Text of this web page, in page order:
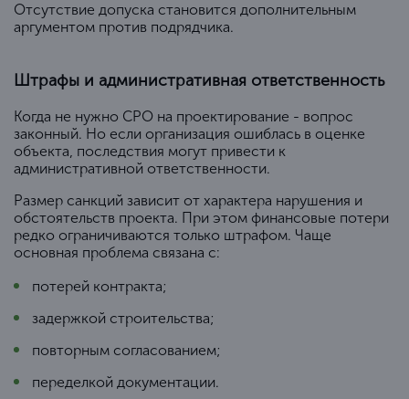
Отсутствие допуска становится дополнительным
аргументом против подрядчика.
Штрафы и административная ответственность
Когда не нужно СРО на проектирование - вопрос
законный. Но если организация ошиблась в оценке
объекта, последствия могут привести к
административной ответственности.
Размер санкций зависит от характера нарушения и
обстоятельств проекта. При этом финансовые потери
редко ограничиваются только штрафом. Чаще
основная проблема связана с:
потерей контракта;
задержкой строительства;
повторным согласованием;
переделкой документации.